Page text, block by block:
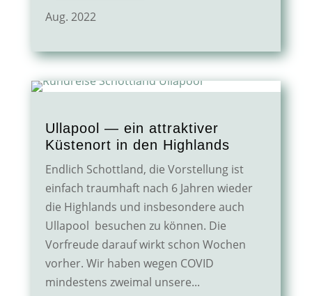
Aug. 2022
Ullapool — ein attraktiver
Küstenort in den Highlands
Endlich Schottland, die Vorstellung ist
einfach traumhaft nach 6 Jahren wieder
die Highlands und insbesondere auch
Ullapool besuchen zu können. Die
Vorfreude darauf wirkt schon Wochen
vorher. Wir haben wegen COVID
mindestens zweimal unsere...